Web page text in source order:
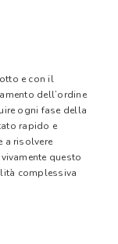
e con il
dell’ordine
ogni fase della
rapido e
a risolvere
questo
complessiva